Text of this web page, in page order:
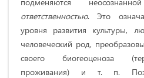
ответственностью. Это
уровня развития культуры,
человеческий род,
своего биогеоценоза
проживания) и т. п.